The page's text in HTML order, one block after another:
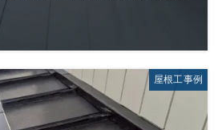
屋根工事例